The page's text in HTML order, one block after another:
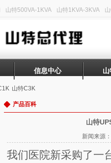
山特500VA-1KVA 山特1KVA-3KVA
信息中心
山特C3K
产品百科
山特
新闻来源
我们医院新采购了一